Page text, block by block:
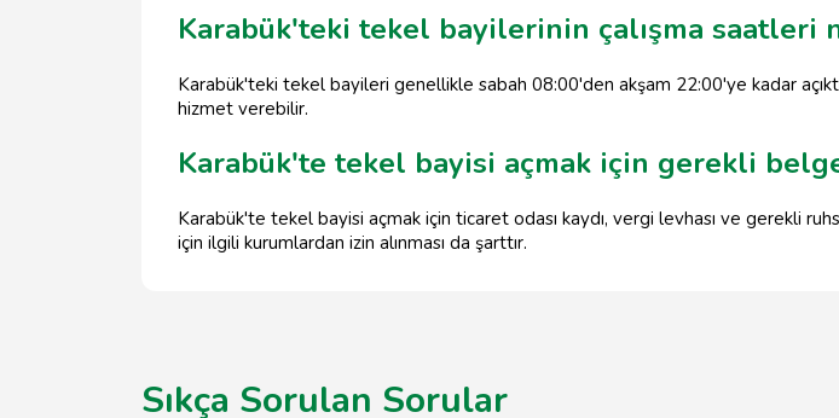
Karabük'teki tekel bayilerinin çalışma saatleri
Karabük'teki tekel bayileri genellikle sabah 08:00'den akşam 22:00'ye kadar
hizmet verebilir.
Karabük'te tekel bayisi açmak için gerekli
Karabük'te tekel bayisi açmak için ticaret odası kaydı, vergi levhası ve gerekli
için ilgili kurumlardan izin alınması da şarttır.
Sıkça Sorulan Sorular